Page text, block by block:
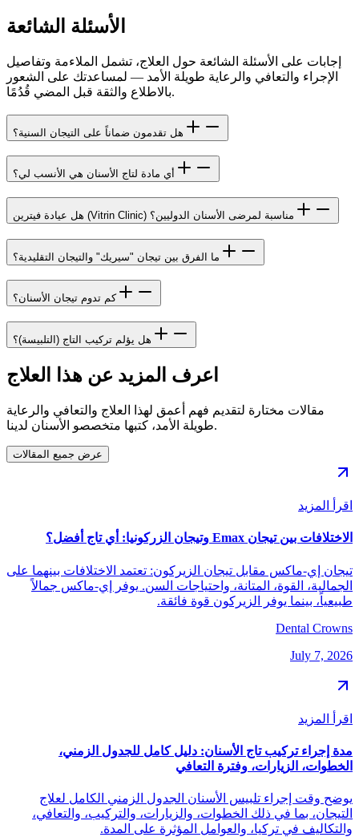
الأسئلة الشائعة
إجابات على الأسئلة الشائعة حول العلاج، تشمل الملاءمة وتفاصيل
الإجراء والتعافي والرعاية طويلة الأمد — لمساعدتك على الشعور
بالاطلاع والثقة قبل المضي قُدُمًا.
هل تقدمون ضماناً على التيجان السنية؟
أي مادة لتاج الأسنان هي الأنسب لي؟
هل عيادة فيترين (Vitrin Clinic) مناسبة لمرضى الأسنان الدوليين؟
ما الفرق بين تيجان "سيريك" والتيجان التقليدية؟
كم تدوم تيجان الأسنان؟
هل يؤلم تركيب التاج (التلبيسة)؟
اعرف المزيد عن هذا العلاج
مقالات مختارة لتقديم فهم أعمق لهذا العلاج والتعافي والرعاية
طويلة الأمد، كتبها متخصصو الأسنان لدينا.
عرض جميع المقالات
اقرأ المزيد
الاختلافات بين تيجان Emax وتيجان الزركونيا: أي تاج أفضل؟
تيجان إي-ماكس مقابل تيجان الزيركون: تعتمد الاختلافات بينهما على
الجمالية، القوة، المتانة، واحتياجات السن. يوفر إي-ماكس جمالاً
طبيعياً، بينما يوفر الزيركون قوة فائقة.
Dental Crowns
July 7, 2026
اقرأ المزيد
مدة إجراء تركيب تاج الأسنان: دليل كامل للجدول الزمني،
الخطوات، الزيارات، وفترة التعافي
يوضح وقت إجراء تلبيس الأسنان الجدول الزمني الكامل لعلاج
التيجان، بما في ذلك الخطوات، والزيارات، والتركيب، والتعافي،
والتكاليف في تركيا، والعوامل المؤثرة على المدة.